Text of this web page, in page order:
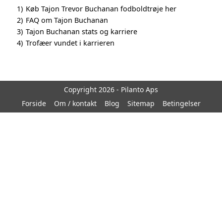
1) Køb Tajon Trevor Buchanan fodboldtrøje her
2) FAQ om Tajon Buchanan
3) Tajon Buchanan stats og karriere
4) Trofæer vundet i karrieren
Copyright 2026 - Pilanto Aps
Forside
Om / kontakt Blog Sitemap Betingelser